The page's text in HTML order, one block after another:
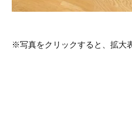
※写真をクリックすると、拡大